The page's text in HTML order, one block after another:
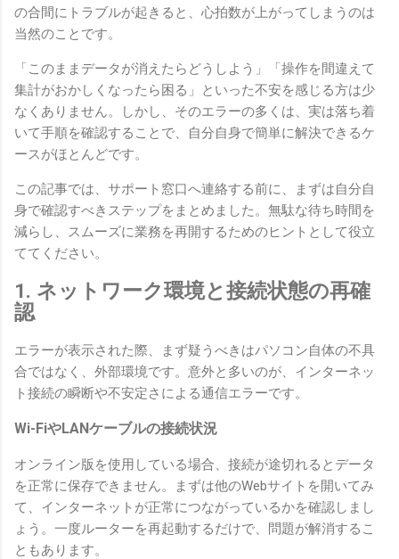
の合間にトラブルが起きると、心拍数が上がってしまうのは
当然のことです。
「このままデータが消えたらどうしよう」「操作を間違えて
集計がおかしくなったら困る」といった不安を感じる方は少
なくありません。しかし、そのエラーの多くは、実は落ち着
いて手順を確認することで、自分自身で簡単に解決できるケ
ースがほとんどです。
この記事では、サポート窓口へ連絡する前に、まずは自分自
身で確認すべきステップをまとめました。無駄な待ち時間を
減らし、スムーズに業務を再開するためのヒントとして役立
ててください。
1. ネットワーク環境と接続状態の再確
認
エラーが表示された際、まず疑うべきはパソコン自体の不具
合ではなく、外部環境です。意外と多いのが、インターネッ
ト接続の瞬断や不安定さによる通信エラーです。
Wi-FiやLANケーブルの接続状況
オンライン版を使用している場合、接続が途切れるとデータ
を正常に保存できません。まずは他のWebサイトを開いてみ
て、インターネットが正常につながっているかを確認しまし
ょう。一度ルーターを再起動するだけで、問題が解消するこ
ともあります。